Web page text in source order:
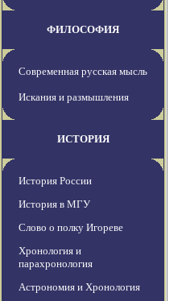
ФИЛОСОФИЯ
Современная русская мысль
Искания и размышления
ИСТОРИЯ
История России
История в МГУ
Слово о полку Игореве
Хронология и
парахронология
Астрономия и Хронология